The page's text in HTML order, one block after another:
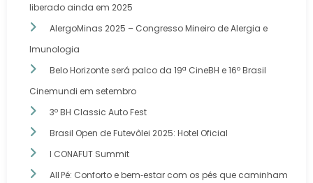
liberado ainda em 2025
AlergoMinas 2025 – Congresso Mineiro de Alergia e
Imunologia
Belo Horizonte será palco da 19ª CineBH e 16º Brasil
Cinemundi em setembro
3º BH Classic Auto Fest
Brasil Open de Futevôlei 2025: Hotel Oficial
I CONAFUT Summit
All Pé: Conforto e bem‑estar com os pés que caminham